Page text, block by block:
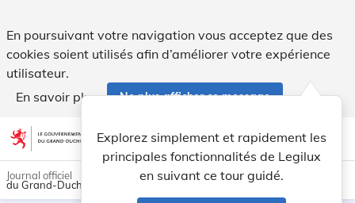
En poursuivant votre navigation vous acceptez que des
cookies soient utilisés afin d’améliorer votre expérience
utilisateur.
En savoir plus
Ne plus afficher ce message
Aller au contenu account_circle help Aide
Explorez simplement et rapidement les
principales fonctionnalités de Legilux
en suivant ce tour guidé.
light_mode dark_mode
Journal officiel
du Grand-Duché de Luxembourg